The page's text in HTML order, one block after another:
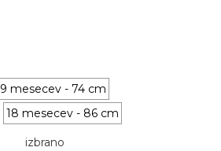
9 mesecev - 74 cm
18 mesecev - 86 cm
izbrano